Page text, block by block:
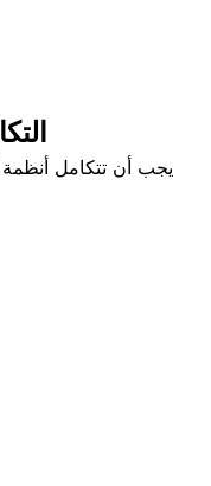
يجب أن تتكامل أنظمة